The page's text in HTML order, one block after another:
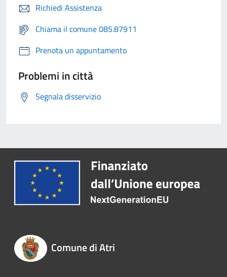
Richiedi Assistenza
Chiama il comune 085.87911
Prenota un appuntamento
Problemi in città
Segnala disservizio
Comune di Atri